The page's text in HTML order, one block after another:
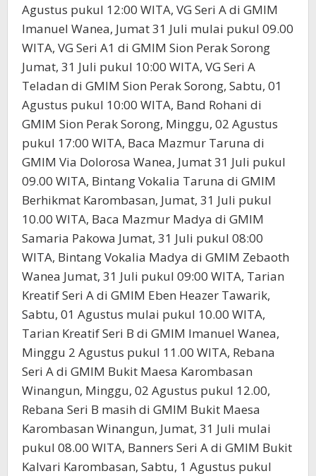
Agustus pukul 12:00 WITA, VG Seri A di GMIM
Imanuel Wanea, Jumat 31 Juli mulai pukul 09.00
WITA, VG Seri A1 di GMIM Sion Perak Sorong
Jumat, 31 Juli pukul 10:00 WITA, VG Seri A
Teladan di GMIM Sion Perak Sorong, Sabtu, 01
Agustus pukul 10:00 WITA, Band Rohani di
GMIM Sion Perak Sorong, Minggu, 02 Agustus
pukul 17:00 WITA, Baca Mazmur Taruna di
GMIM Via Dolorosa Wanea, Jumat 31 Juli pukul
09.00 WITA, Bintang Vokalia Taruna di GMIM
Berhikmat Karombasan, Jumat, 31 Juli pukul
10.00 WITA, Baca Mazmur Madya di GMIM
Samaria Pakowa Jumat, 31 Juli pukul 08:00
WITA, Bintang Vokalia Madya di GMIM Zebaoth
Wanea Jumat, 31 Juli pukul 09:00 WITA, Tarian
Kreatif Seri A di GMIM Eben Heazer Tawarik,
Sabtu, 01 Agustus mulai pukul 10.00 WITA,
Tarian Kreatif Seri B di GMIM Imanuel Wanea,
Minggu 2 Agustus pukul 11.00 WITA, Rebana
Seri A di GMIM Bukit Maesa Karombasan
Winangun, Minggu, 02 Agustus pukul 12.00,
Rebana Seri B masih di GMIM Bukit Maesa
Karombasan Winangun, Jumat, 31 Juli mulai
pukul 08.00 WITA, Banners Seri A di GMIM Bukit
Kalvari Karombasan, Sabtu, 1 Agustus pukul